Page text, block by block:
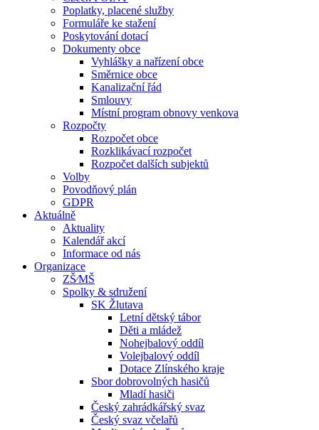
Poplatky, placené služby
Formuláře ke stažení
Poskytování dotací
Dokumenty obce
Vyhlášky a nařízení obce
Směrnice obce
Kanalizační řád
Smlouvy
Místní program obnovy venkova
Rozpočty
Rozpočet obce
Rozklikávací rozpočet
Rozpočet dalších subjektů
Volby
Povodňový plán
GDPR
Aktuálně
Aktuality
Kalendář akcí
Informace od nás
Organizace
ZŠ⁄MŠ
Spolky & sdružení
SK Žlutava
Letní dětský tábor
Děti a mládež
Nohejbalový oddíl
Volejbalový oddíl
Dotace Zlínského kraje
Sbor dobrovolných hasičů
Mladí hasiči
Český zahrádkářský svaz
Český svaz včelařů